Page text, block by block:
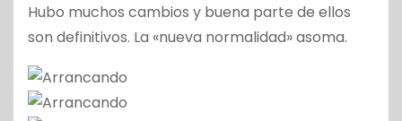
Hubo muchos cambios y buena parte de ellos
son definitivos. La «nueva normalidad» asoma.